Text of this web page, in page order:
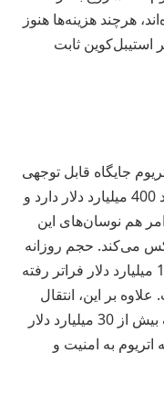
هرچند هزینه‌ها هنوز
استیبل‌کوین ثابت
آخرین داده‌ها تا سال 2025، اتریوم جایگاه قابل توجهی
در بازار رمزنگاری با سرمایه بازار حدود 400 میلیارد دلار دارد و
هم نوسان‌های این
می‌کند. حجم روزانه
تراکنش‌ها در اتریوم به طور مداوم از 10 میلیارد دلار فراتر رفته
بر این، انتقال
اتریوم به اثبات سهام منجر به استیکینگ بیش از 30 میلیارد دلار
به امنیت و